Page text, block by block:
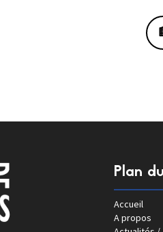
Plan
Accueil
A propos